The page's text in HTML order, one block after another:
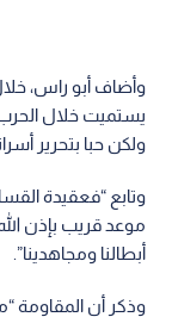
وأضاف أبو راس،
يستميت خلال الحرب
ولكن حبا بتحرير
وتابع “فعقيدة
موعد قريب بإذن
أبطالنا ومجاهدينا”.
وذكر أن المقاومة